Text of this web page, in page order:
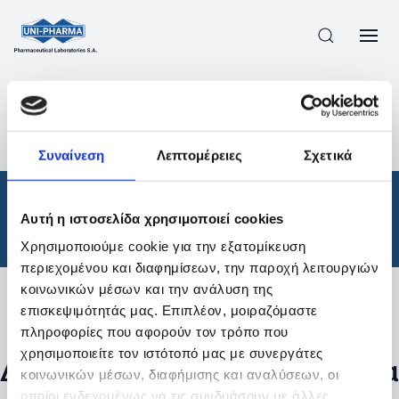
Συναίνεση Λεπτομέρειες Σχετικά
Αυτή η ιστοσελίδα χρησιμοποιεί cookies
Χρησιμοποιούμε cookie για την εξατομίκευση
περιεχομένου και διαφημίσεων, την παροχή λειτουργιών
κοινωνικών μέσων και την ανάλυση της
επισκεψιμότητάς μας. Επιπλέον, μοιραζόμαστε
πληροφορίες που αφορούν τον τρόπο που
χρησιμοποιείτε τον ιστότοπό μας με συνεργάτες
κοινωνικών μέσων, διαφήμισης και αναλύσεων, οι
οποίοι ενδεχομένως να τις συνδυάσουν με άλλες
ΠΡΟΪΟΝΤΑ
ΘΕΡΑΠΕΥΤΙΚΈΣ ΚΑΤΗΓΟΡΊΕΣ
/
ΑΠΟΤΕΛΕΣΜΑΤΑ ΑΝΑΖΗΤΗΣΗΣ
Θεραπευτικές Κατηγορίες
Φίλτρα
Δεν βρέθηκαν προϊόντα με τα